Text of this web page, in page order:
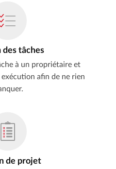
des tâches
à un propriétaire et
afin de ne rien
de projet